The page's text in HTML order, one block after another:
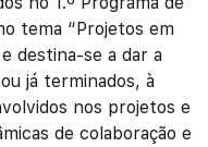
tema “Projetos em
destina-se a dar a
já terminados, à
nos projetos e
de colaboração e